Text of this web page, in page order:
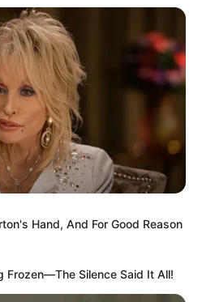
Hand, And For Good Reason
Frozen—The Silence Said It All!